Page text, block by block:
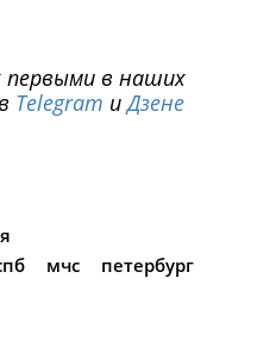
первыми в наших
Telegram иДзене
мчс
петербург